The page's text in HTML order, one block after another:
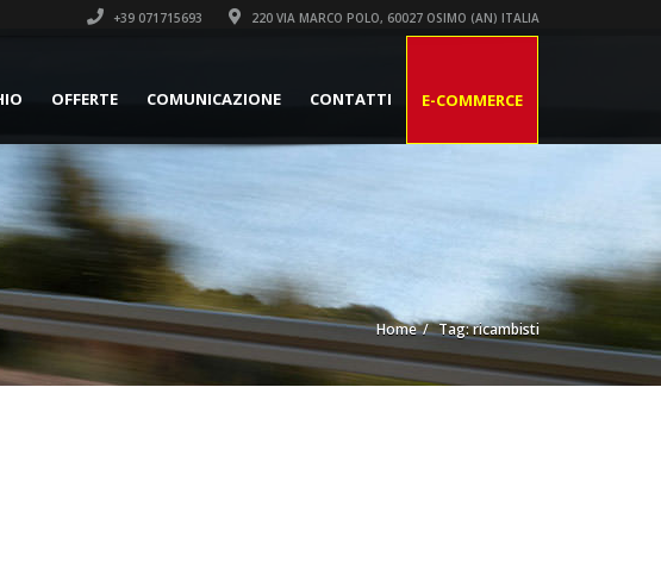
+39 071715693 220 VIA MARCO POLO, 60027 OSIMO (AN) ITALIA
OFFERTE COMUNICAZIONE CONTATTI E-COMMERCE
Home Tag: ricambisti